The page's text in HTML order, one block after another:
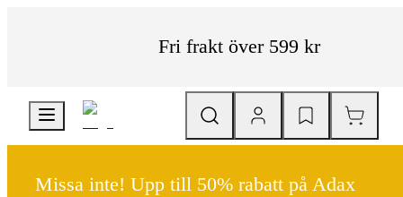
Fri frakt över 599 kr
Missa inte! Upp till 50% rabatt på Adax